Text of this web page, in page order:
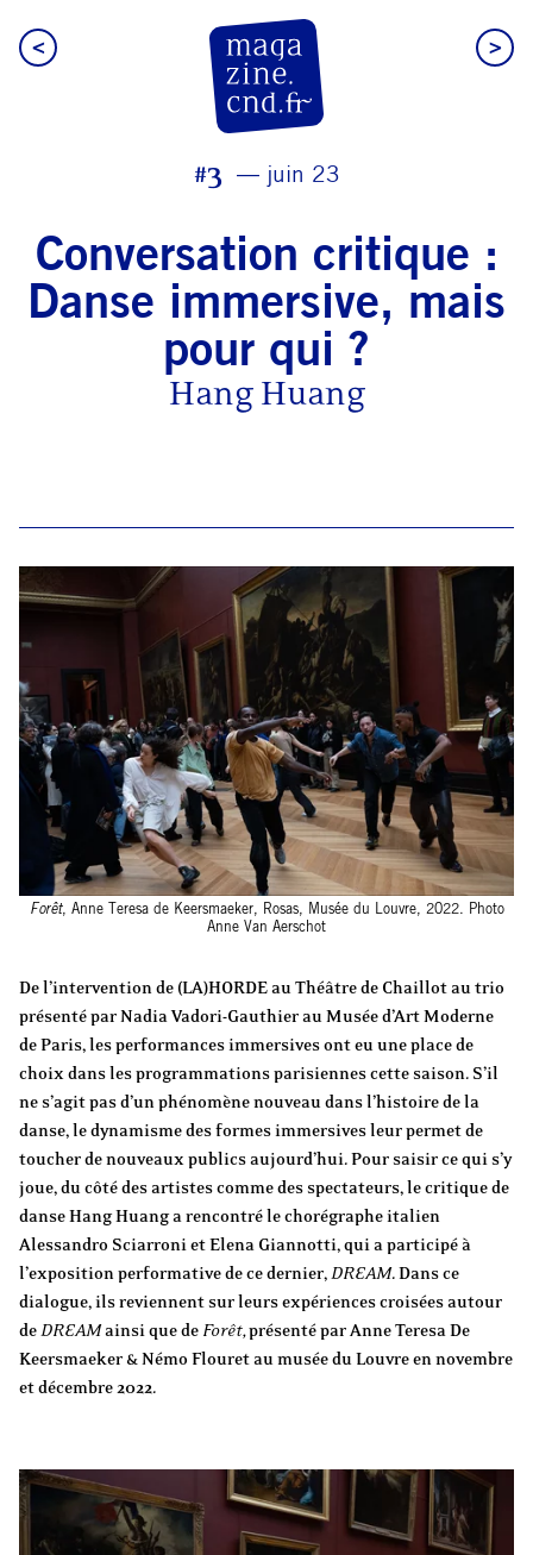
< >
#3 juin 23
Conversation critique :
Danse immersive, mais
pour qui ?
Hang Huang
Forêt, Anne Teresa de Keersmaeker, Rosas, Musée du Louvre, 2022. Photo
Anne Van Aerschot
De l’intervention de (LA)HORDE au Théâtre de Chaillot au trio
présenté par Nadia Vadori-Gauthier au Musée d’Art Moderne
de Paris, les performances immersives ont eu une place de
choix dans les programmations parisiennes cette saison. S’il
ne s’agit pas d’un phénomène nouveau dans l’histoire de la
danse, le dynamisme des formes immersives leur permet de
toucher de nouveaux publics aujourd’hui. Pour saisir ce qui s’y
joue, du côté des artistes comme des spectateurs, le critique de
danse Hang Huang a rencontré le chorégraphe italien
Alessandro Sciarroni et Elena Giannotti, qui a participé à
l’exposition performative de ce dernier,DREAM. Dans ce
dialogue, ils reviennent sur leurs expériences croisées autour
deDREAMainsi que de Forêt,présenté par Anne Teresa De
Keersmaeker & Némo Flouret au musée du Louvre en novembre
et décembre 2022.